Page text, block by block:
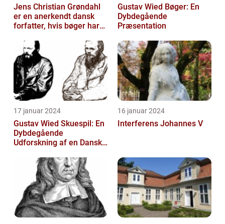
Jens Christian Grøndahl
er en anerkendt dansk
forfatter, hvis bøger har
å...
Gustav Wied Bøger: En
Dybdegående
Præsentation
17 januar 2024
Gustav Wied Skuespil: En
Dybdegående
Udforskning af en Dansk
16 januar 2024
Interferens Johannes V